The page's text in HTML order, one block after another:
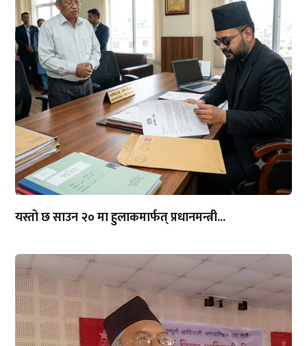
यस्तो छ साउन २० मा हुलाकमार्फत् प्रधानमन्त्री...